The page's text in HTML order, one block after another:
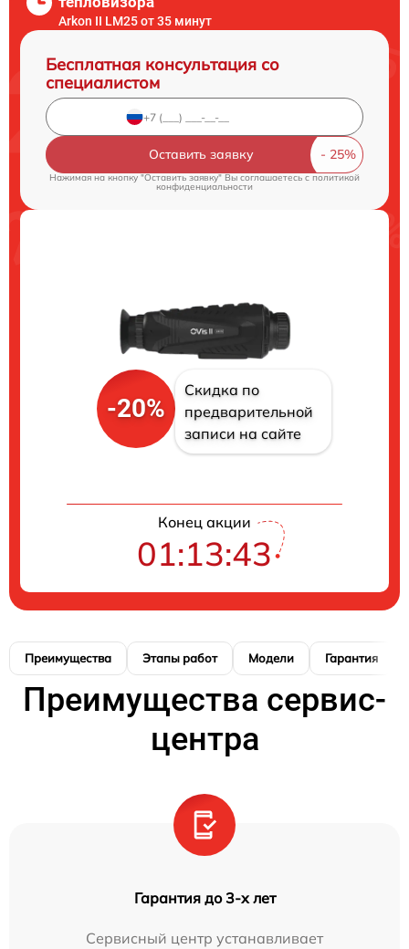
Arkon II LM25 от 35 минут
Бесплатная консультация со
специалистом
Оставить заявку
Нажимая на кнопку "Оставить заявку" Вы соглашаетесь c политикой
конфиденциальности
-20%
Скидка по
предварительной
записи на сайте
Конец акции
01:13:42
Преимущества Этапы работ Модели Гарантия
Преимущества сервис-
центра
Гарантия до 3-х лет
Сервисный центр устанавливает